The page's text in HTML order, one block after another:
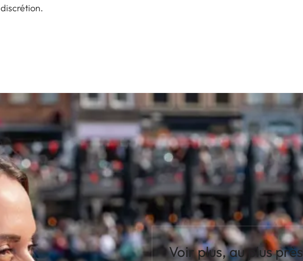
Voir plus, au plus près